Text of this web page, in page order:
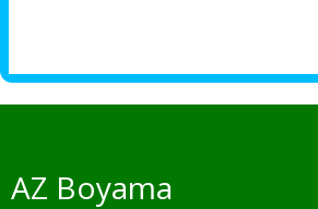
AZ Boyama